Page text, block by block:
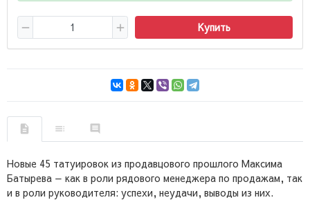
Купить
Новые 45 татуировок из продавцового прошлого Максима
Батырева — как в роли рядового менеджера по продажам, так
и в роли руководителя: успехи, неудачи, выводы из них.